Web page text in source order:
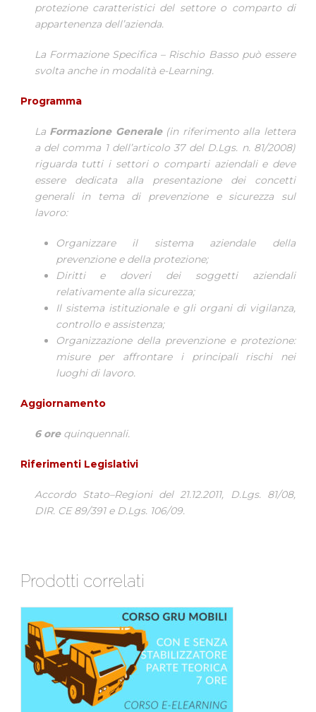
protezione caratteristici del settore o comparto di
appartenenza dell’azienda.
La Formazione Specifica – Rischio Basso può essere
svolta anche in modalità e-Learning.
Programma
La Formazione Generale(in riferimento alla lettera
a del comma 1 dell’articolo 37 del D.Lgs. n. 81/2008)
riguarda tutti i settori o comparti aziendali e deve
essere dedicata alla presentazione dei concetti
generali in tema di prevenzione e sicurezza sul
lavoro:
Organizzare il sistema aziendale della
prevenzione e della protezione;
Diritti e doveri dei soggetti aziendali
relativamente alla sicurezza;
Il sistema istituzionale e gli organi di vigilanza,
controllo e assistenza;
Organizzazione della prevenzione e protezione:
misure per affrontare i principali rischi nei
luoghi di lavoro.
Aggiornamento
6 ore quinquennali.
Riferimenti Legislativi
Accordo Stato–Regioni del 21.12.2011, D.Lgs. 81/08,
DIR. CE 89/391 e D.Lgs. 106/09.
Prodotti correlati